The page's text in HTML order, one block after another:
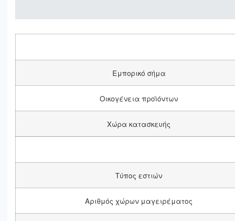
Εμπορικό σήμα
Οικογένεια προϊόντων
Χώρα κατασκευής
Τύπος εστιών
Αριθμός χώρων μαγειρέματος